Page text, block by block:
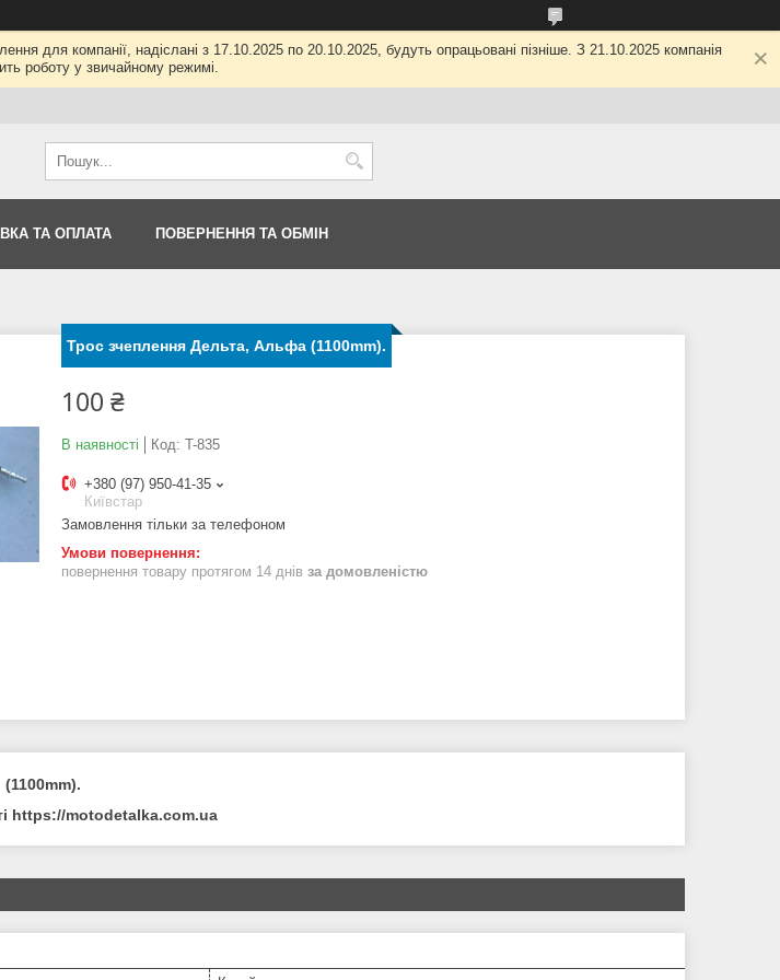
для компанії, надіслані з 17.10.2025 по 20.10.2025, будуть опрацьовані пізніше. З 21.10.2025 компанія
роботу у звичайному режимі.
ТА ОПЛАТА ПОВЕРНЕННЯ ТА ОБМІН
Трос зчеплення Дельта, Альфа (1100mm).
100 ₴
В наявності Код: T-835
+380 (97) 950-41-35
Київстар
Замовлення тільки за телефоном
повернення товару протягом 14 днів за домовленістю
https://motodetalka.com.ua